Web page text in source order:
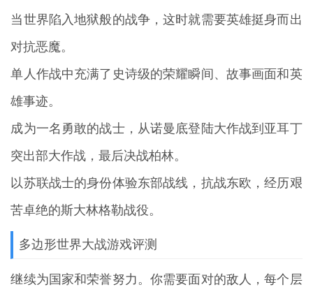
当世界陷入地狱般的战争，这时就需要英雄挺身而出
对抗恶魔。
单人作战中充满了史诗级的荣耀瞬间、故事画面和英
雄事迹。
成为一名勇敢的战士，从诺曼底登陆大作战到亚耳丁
突出部大作战，最后决战柏林。
以苏联战士的身份体验东部战线，抗战东欧，经历艰
苦卓绝的斯大林格勒战役。
多边形世界大战游戏评测
继续为国家和荣誉努力。你需要面对的敌人，每个层